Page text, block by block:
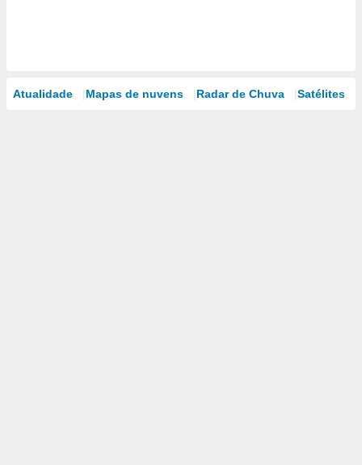
Atualidade Mapas de nuvens Radar de Chuva Satélites